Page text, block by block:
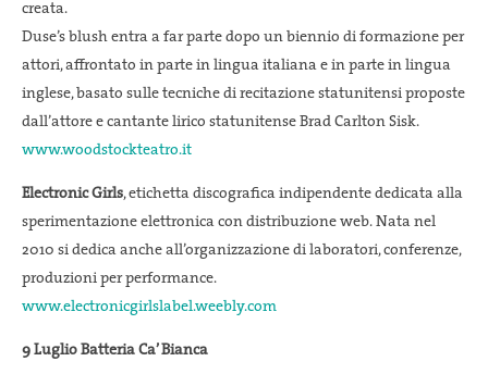
creata.
Duse’s blush entra a far parte dopo un biennio di formazione per
attori, affrontato in parte in lingua italiana e in parte in lingua
inglese, basato sulle tecniche di recitazione statunitensi proposte
dall’attore e cantante lirico statunitense Brad Carlton Sisk.
www.woodstockteatro.it
Electronic Girls, etichetta discografica indipendente dedicata alla
sperimentazione elettronica con distribuzione web. Nata nel
2010 si dedica anche all’organizzazione di laboratori, conferenze,
produzioni per performance.
www.electronicgirlslabel.weebly.com
9 Luglio Batteria Ca’ Bianca